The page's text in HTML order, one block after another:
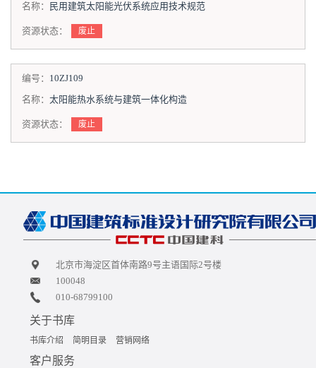
名称：
民用建筑太阳能光伏系统应用技术规范
资源状态： 废止
编号： 10ZJ109
名称： 太阳能热水系统与建筑一体化构造
资源状态： 废止
北京市海淀区首体南路9号主语国际2号楼
100048
010-68799100
关于书库
书库介绍 简明目录 营销网络
客户服务